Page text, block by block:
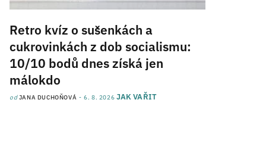
Retro kvíz o sušenkách a
cukrovinkách z dob socialismu:
10/10 bodů dnes získá jen
málokdo
odJANA DUCHOŇOVÁ 6. 8. 2026 JAK VAŘIT